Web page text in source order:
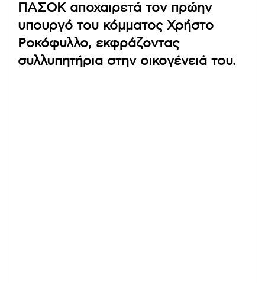
ΠΑΣΟΚ αποχαιρετά τον πρώην
υπουργό του κόμματος Χρήστο
Ροκόφυλλο, εκφράζοντας
συλλυπητήρια στην οικογένειά του.